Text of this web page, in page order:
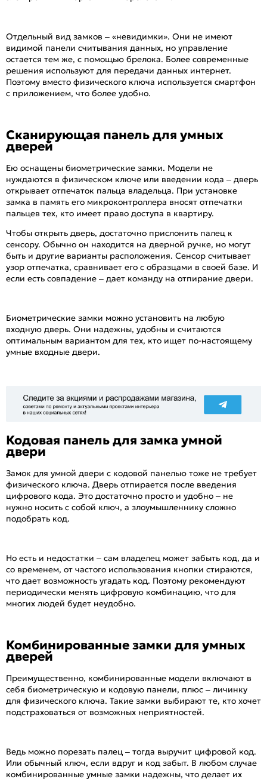
Отдельный вид замков – «невидимки». Они не имеют
видимой панели считывания данных, но управление
остается тем же, с помощью брелока. Более современные
решения используют для передачи данных интернет.
Поэтому вместо физического ключа используется смартфон
с приложением, что более удобно.
Сканирующая панель для умных
дверей
Ею оснащены биометрические замки. Модели не
нуждаются в физическом ключе или введении кода – дверь
открывает отпечаток пальца владельца. При установке
замка в память его микроконтроллера вносят отпечатки
пальцев тех, кто имеет право доступа в квартиру.
Чтобы открыть дверь, достаточно прислонить палец к
сенсору. Обычно он находится на дверной ручке, но могут
быть и другие варианты расположения. Сенсор считывает
узор отпечатка, сравнивает его с образцами в своей базе. И
если есть совпадение – дает команду на отпирание двери.
Биометрические замки можно установить на любую
входную дверь. Они надежны, удобны и считаются
оптимальным вариантом для тех, кто ищет по-настоящему
умные входные двери.
Кодовая панель для замка умной
двери
Замок для умной двери с кодовой панелью тоже не требует
физического ключа. Дверь отпирается после введения
цифрового кода. Это достаточно просто и удобно – не
нужно носить с собой ключ, а злоумышленнику сложно
подобрать код.
Но есть и недостатки – сам владелец может забыть код, да и
со временем, от частого использования кнопки стираются,
что дает возможность угадать код. Поэтому рекомендуют
периодически менять цифровую комбинацию, что для
многих людей будет неудобно.
Комбинированные замки для умных
дверей
Преимущественно, комбинированные модели включают в
себя биометрическую и кодовую панели, плюс – личинку
для физического ключа. Такие замки выбирают те, кто хочет
подстраховаться от возможных неприятностей.
Ведь можно порезать палец – тогда выручит цифровой код.
Или обычный ключ, если вдруг и код забыт. В любом случае
комбинированные умные замки надежны, что делает их